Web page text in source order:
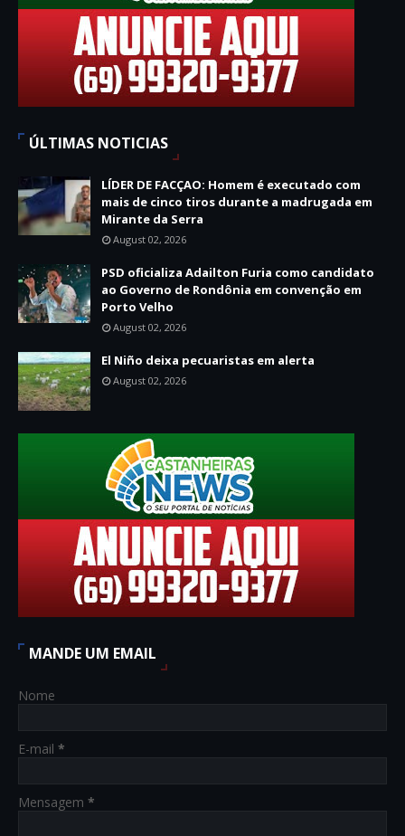
ÚLTIMAS NOTICIAS
LÍDER DE FACÇAO: Homem é executado com
mais de cinco tiros durante a madrugada em
Mirante da Serra
August 02, 2026
PSD oficializa Adailton Furia como candidato
ao Governo de Rondônia em convenção em
Porto Velho
August 02, 2026
El Niño deixa pecuaristas em alerta
August 02, 2026
MANDE UM EMAIL
Nome
E-mail *
Mensagem *